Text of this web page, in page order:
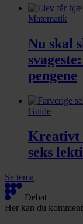
Matematik
Nu skal
svageste:
pengene
Guide
Kreativt
seks
Se tema
3
relaterede
artikler
Debat
Her kan du